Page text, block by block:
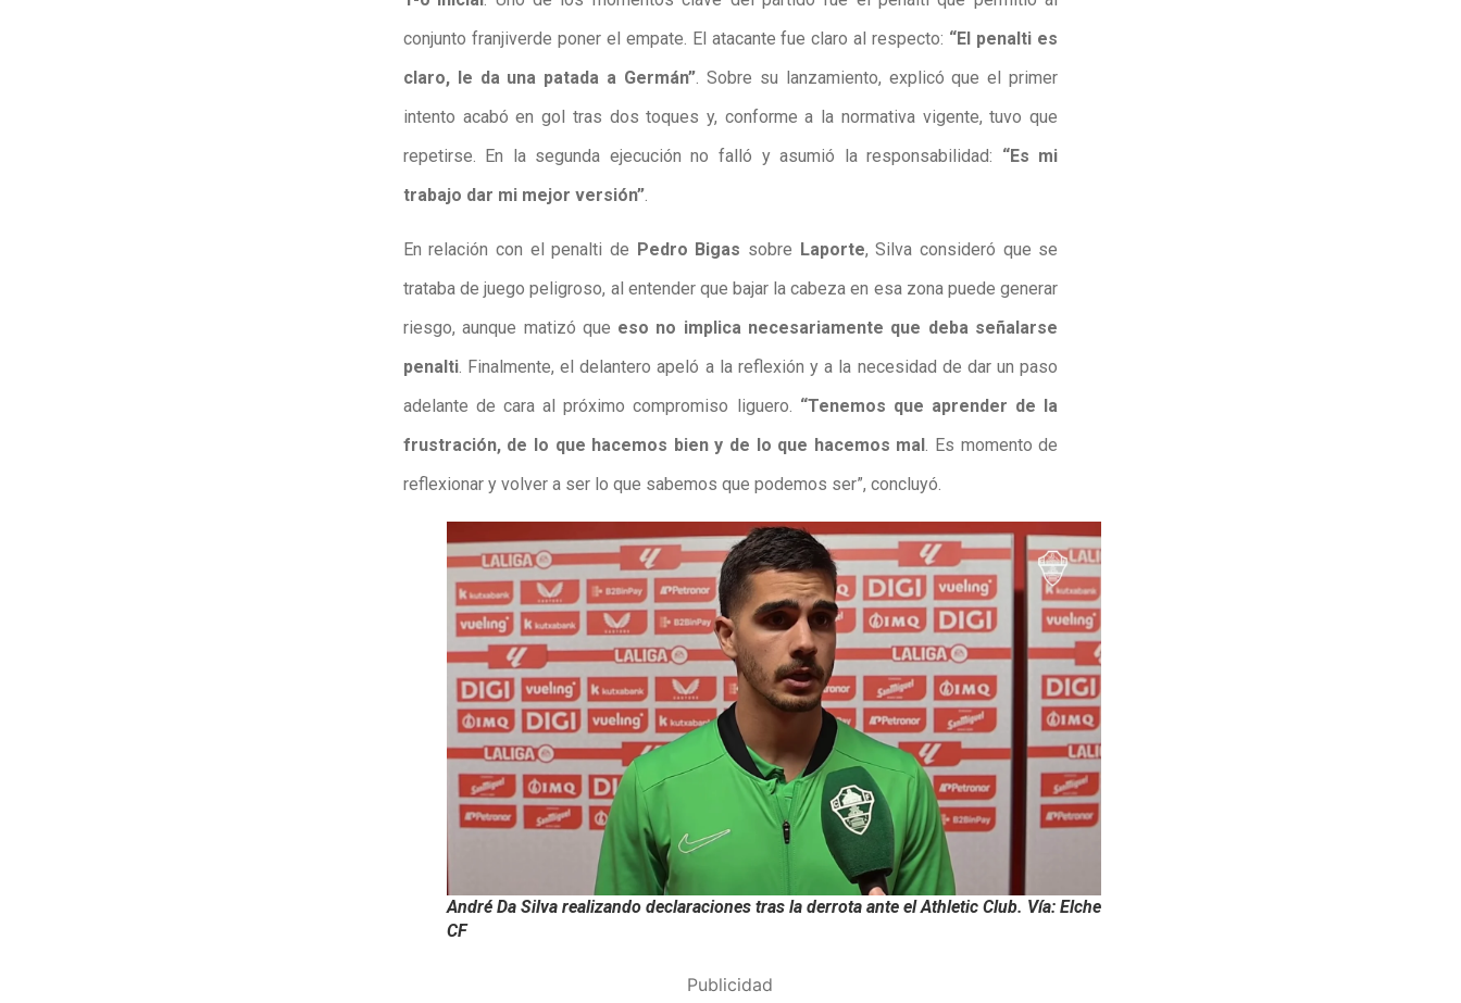
conjunto franjiverde poner el empate. El atacante fue claro al respecto: “El penalti es
claro, le da una patada a Germán”. Sobre su lanzamiento, explicó que el primer
intento acabó en gol tras dos toques y, conforme a la normativa vigente, tuvo que
repetirse. En la segunda ejecución no falló y asumió la responsabilidad: “Es mi
trabajo dar mi mejor versión”.
En relación con el penalti de Pedro Bigas sobre Laporte, Silva consideró que se
trataba de juego peligroso, al entender que bajar la cabeza en esa zona puede generar
riesgo, aunque matizó que eso no implica necesariamente que deba señalarse
penalti. Finalmente, el delantero apeló a la reflexión y a la necesidad de dar un paso
adelante de cara al próximo compromiso liguero. “Tenemos que aprender de la
frustración, de lo que hacemos bien y de lo que hacemos mal. Es momento de
reflexionar y volver a ser lo que sabemos que podemos ser”, concluyó.
André Da Silva realizando declaraciones tras la derrota ante el Athletic Club. Vía: Elche
CF
Publicidad